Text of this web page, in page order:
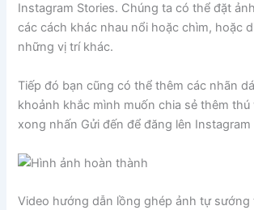
Instagram Stories. Chúng ta có thể đặt
các cách khác nhau nổi hoặc chìm, hoặc
những vị trí khác.
Tiếp đó bạn cũng có thể thêm các nhãn
khoảnh khắc mình muốn chia sẻ thêm thú
xong nhấn Gửi đến để đăng lên Instagram
Video hướng dẫn lồng ghép ảnh tự sướng